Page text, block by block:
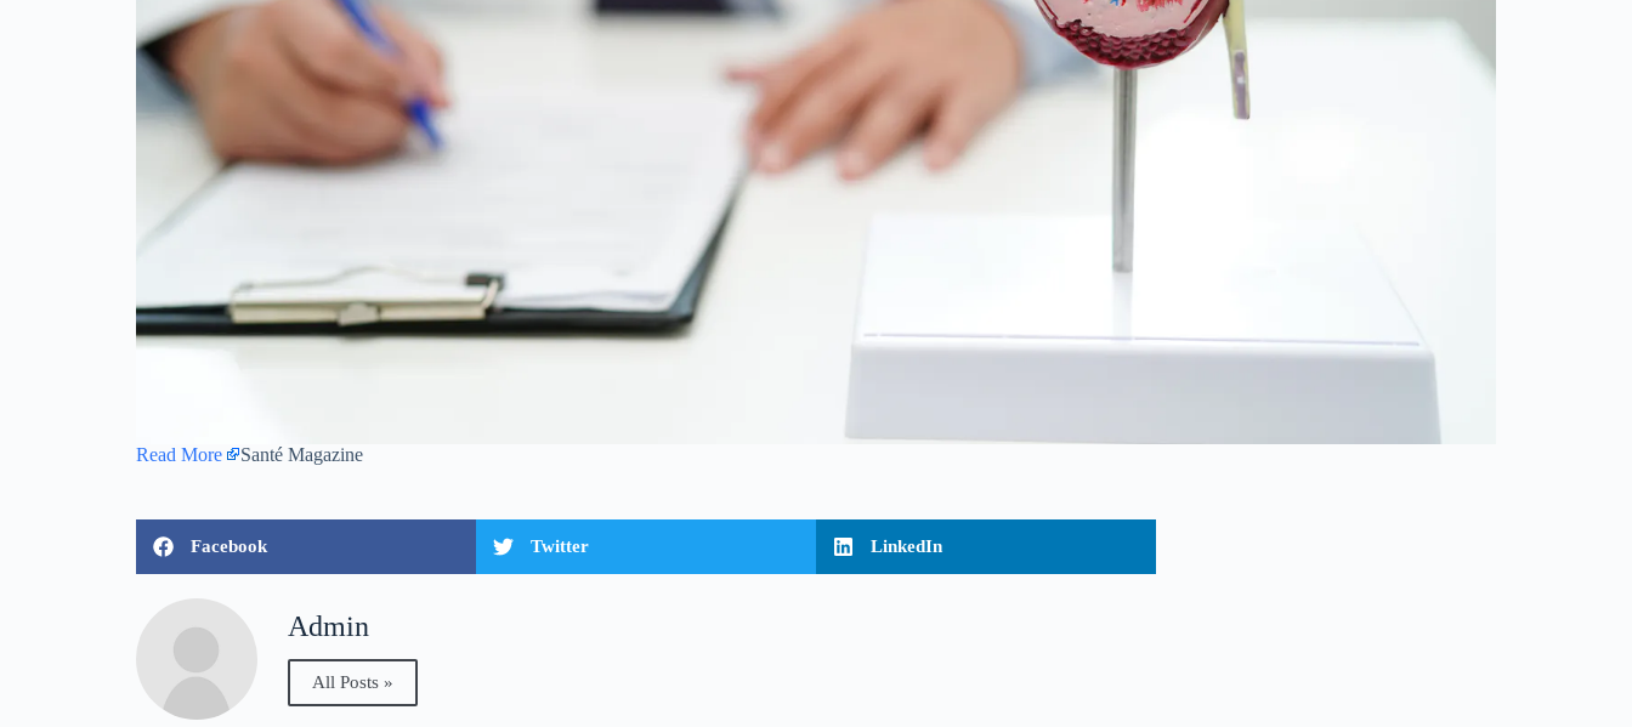
Read More Santé Magazine
Facebook Twitter LinkedIn
Admin
All Posts »